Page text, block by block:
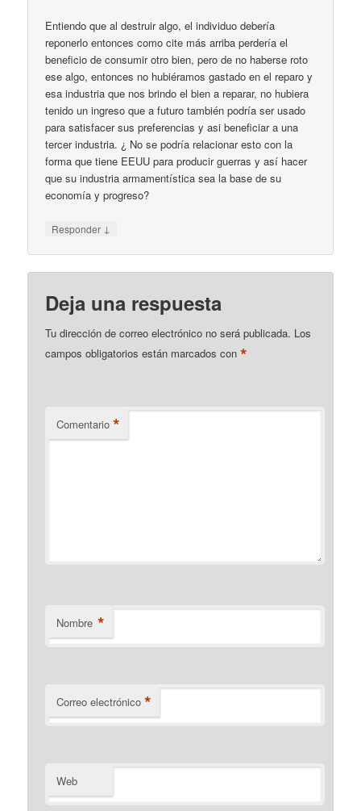
Entiendo que al destruir algo, el individuo debería
reponerlo entonces como cite más arriba perdería el
beneficio de consumir otro bien, pero de no haberse roto
ese algo, entonces no hubiéramos gastado en el reparo y
esa industria que nos brindo el bien a reparar, no hubiera
tenido un ingreso que a futuro también podría ser usado
para satisfacer sus preferencias y asi beneficiar a una
tercer industria. ¿ No se podría relacionar esto con la
forma que tiene EEUU para producir guerras y así hacer
que su industria armamentística sea la base de su
economía y progreso?
Responder ↓
Deja una respuesta
Tu dirección de correo electrónico no será publicada. Los
campos obligatorios están marcados con*
Comentario *
Nombre *
Correo electrónico *
Web